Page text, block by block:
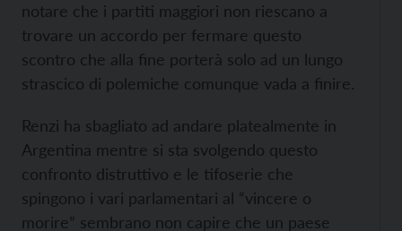
notare che i partiti maggiori non riescano a
trovare un accordo per fermare questo
scontro che alla fine porterà solo ad un lungo
strascico di polemiche comunque vada a finire.
Renzi ha sbagliato ad andare platealmente in
Argentina mentre si sta svolgendo questo
confronto distruttivo e le tifoserie che
spingono i vari parlamentari al “vincere o
morire” sembrano non capire che un paese